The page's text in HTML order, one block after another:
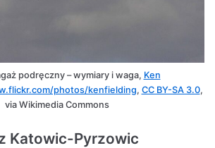
podręczny – wymiary i waga, Ken
photos/kenfielding, CC BY-SA 3.0,
via Wikimedia Commons
Katowic-Pyrzowic